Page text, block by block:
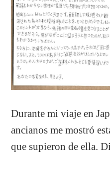
Durante mi viaje en
ancianos me mostró
que supieron de ella.